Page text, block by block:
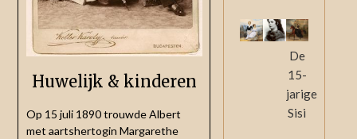
Huwelijk & kinderen
Op 15 juli 1890 trouwde Albert
met aartshertogin Margarethe
De
15-
jarige
Sisi